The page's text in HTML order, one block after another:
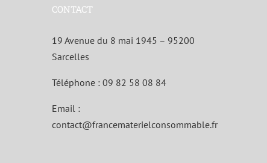
CONTACT
19 Avenue du 8 mai 1945 – 95200
Sarcelles
Téléphone : 09 82 58 08 84
Email :
contact@francematerielconsommable.fr